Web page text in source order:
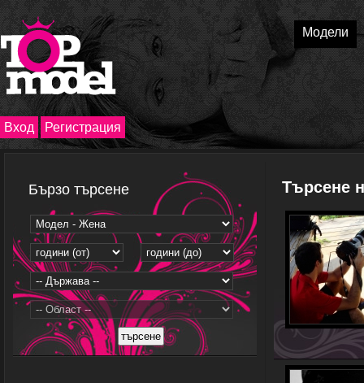
Модели
Вход Регистрация
Бързо търсене Търсене